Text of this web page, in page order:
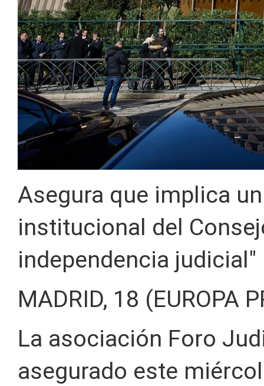
Asegura que implica
institucional del
independencia judicial"
MADRID, 18 (EUROPA
La asociación Foro
asegurado este